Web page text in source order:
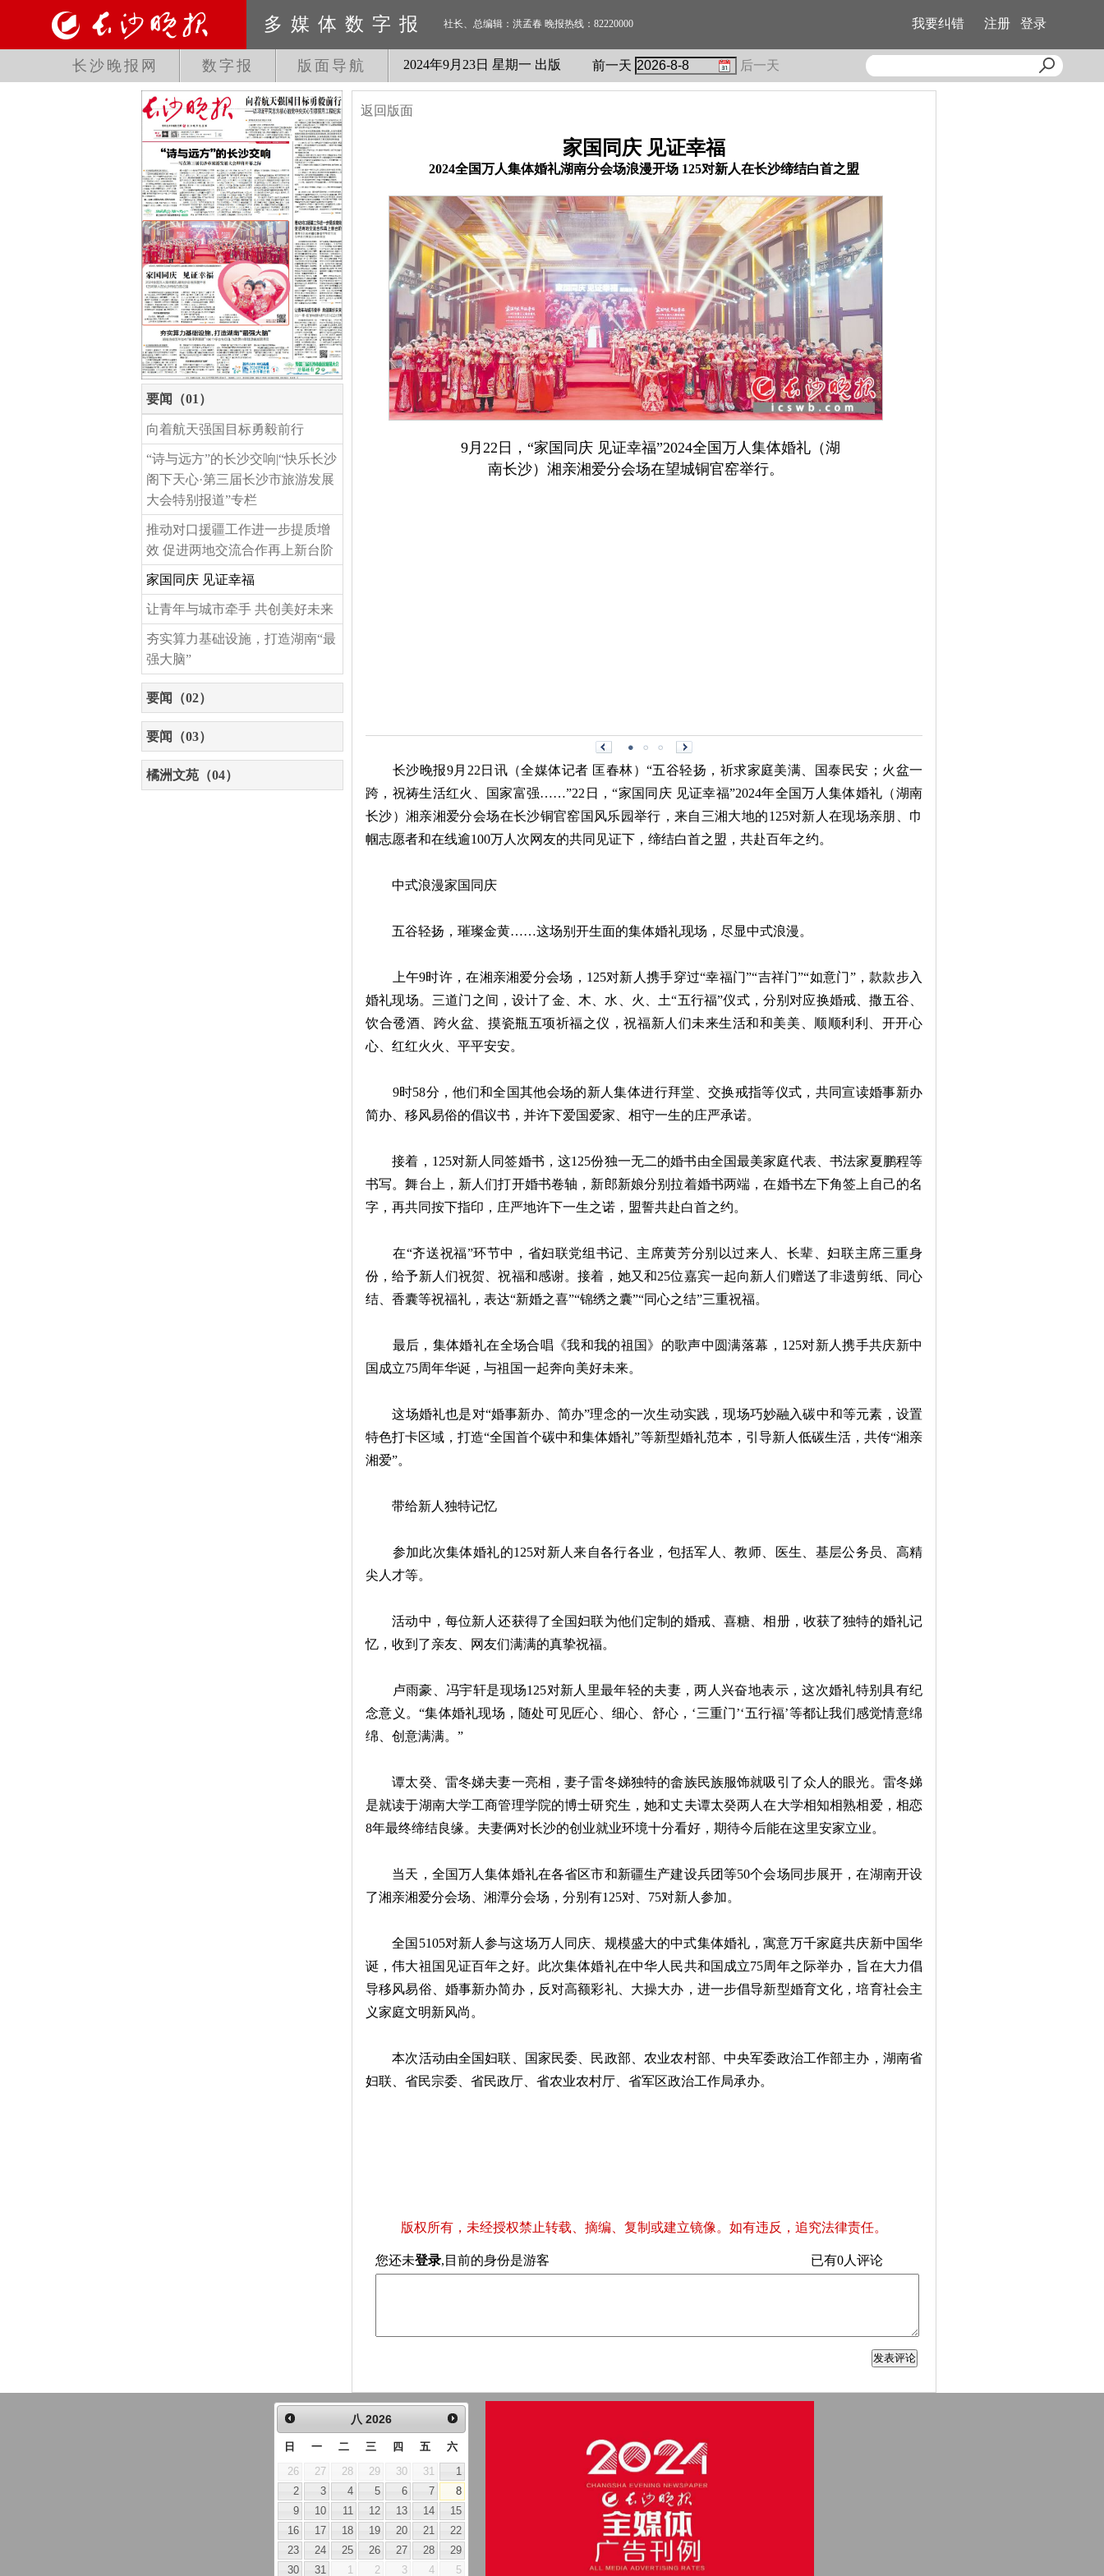
多媒体数字报 社长、总编辑：洪孟春 晚报热线：82220000 我要纠错 注册 登录
长沙晚报网 数字报 版面导航 2024年9月 23日 星期一 出版 前一天 后一天
要闻（01）
向着航天强国目标勇毅前行
“诗与远方”的长沙交响|“快乐长沙
阁下天心·第三届长沙市旅游发展
大会特别报道”专栏
推动对口援疆工作进一步提质增
效 促进两地交流合作再上新台阶
家国同庆 见证幸福
让青年与城市牵手 共创美好未来
夯实算力基础设施，打造湖南“最
强大脑”
要闻（02）
要闻（03）
橘洲文苑（04）
返回版面
家国同庆 见证幸福
2024全国万人集体婚礼湖南分会场浪漫开场 125对新人在长沙缔结白首之盟
9月22日，“家国同庆 见证幸福”2024全国万人集体婚礼（湖
南长沙）湘亲湘爱分会场在望城铜官窑举行。
长沙晚报9月22日讯（全媒体记者 匡春林）“五谷轻扬，祈求家庭美满、国泰民安；火盆一
跨，祝祷生活红火、国家富强……”22日，“家国同庆 见证幸福”2024年全国万人集体婚礼（湖南
长沙）湘亲湘爱分会场在长沙铜官窑国风乐园举行，来自三湘大地的125对新人在现场亲朋、巾
帼志愿者和在线逾100万人次网友的共同见证下，缔结白首之盟，共赴百年之约。
中式浪漫家国同庆
五谷轻扬，璀璨金黄……这场别开生面的集体婚礼现场，尽显中式浪漫。
上午9时许，在湘亲湘爱分会场，125对新人携手穿过“幸福门”“吉祥门”“如意门”，款款步入
婚礼现场。三道门之间，设计了金、木、水、火、土“五行福”仪式，分别对应换婚戒、撒五谷、
饮合卺酒、跨火盆、摸瓷瓶五项祈福之仪，祝福新人们未来生活和和美美、顺顺利利、开开心
心、红红火火、平平安安。
9时58分，他们和全国其他会场的新人集体进行拜堂、交换戒指等仪式，共同宣读婚事新办
简办、移风易俗的倡议书，并许下爱国爱家、相守一生的庄严承诺。
接着，125对新人同签婚书，这125份独一无二的婚书由全国最美家庭代表、书法家夏鹏程等
书写。舞台上，新人们打开婚书卷轴，新郎新娘分别拉着婚书两端，在婚书左下角签上自己的名
字，再共同按下指印，庄严地许下一生之诺，盟誓共赴白首之约。
在“齐送祝福”环节中，省妇联党组书记、主席黄芳分别以过来人、长辈、妇联主席三重身
份，给予新人们祝贺、祝福和感谢。接着，她又和25位嘉宾一起向新人们赠送了非遗剪纸、同心
结、香囊等祝福礼，表达“新婚之喜”“锦绣之囊”“同心之结”三重祝福。
最后，集体婚礼在全场合唱《我和我的祖国》的歌声中圆满落幕，125对新人携手共庆新中
国成立75周年华诞，与祖国一起奔向美好未来。
这场婚礼也是对“婚事新办、简办”理念的一次生动实践，现场巧妙融入碳中和等元素，设置
特色打卡区域，打造“全国首个碳中和集体婚礼”等新型婚礼范本，引导新人低碳生活，共传“湘亲
湘爱”。
带给新人独特记忆
参加此次集体婚礼的125对新人来自各行各业，包括军人、教师、医生、基层公务员、高精
尖人才等。
活动中，每位新人还获得了全国妇联为他们定制的婚戒、喜糖、相册，收获了独特的婚礼记
忆，收到了亲友、网友们满满的真挚祝福。
卢雨豪、冯宇轩是现场125对新人里最年轻的夫妻，两人兴奋地表示，这次婚礼特别具有纪
念意义。“集体婚礼现场，随处可见匠心、细心、舒心，‘三重门’‘五行福’等都让我们感觉情意绵
绵、创意满满。”
谭太癸、雷冬娣夫妻一亮相，妻子雷冬娣独特的畲族民族服饰就吸引了众人的眼光。雷冬娣
是就读于湖南大学工商管理学院的博士研究生，她和丈夫谭太癸两人在大学相知相熟相爱，相恋
8年最终缔结良缘。夫妻俩对长沙的创业就业环境十分看好，期待今后能在这里安家立业。
当天，全国万人集体婚礼在各省区市和新疆生产建设兵团等50个会场同步展开，在湖南开设
了湘亲湘爱分会场、湘潭分会场，分别有125对、75对新人参加。
全国5105对新人参与这场万人同庆、规模盛大的中式集体婚礼，寓意万千家庭共庆新中国华
诞，伟大祖国见证百年之好。此次集体婚礼在中华人民共和国成立75周年之际举办，旨在大力倡
导移风易俗、婚事新办简办，反对高额彩礼、大操大办，进一步倡导新型婚育文化，培育社会主
义家庭文明新风尚。
本次活动由全国妇联、国家民委、民政部、农业农村部、中央军委政治工作部主办，湖南省
妇联、省民宗委、省民政厅、省农业农村厅、省军区政治工作局承办。
版权所有，未经授权禁止转载、摘编、复制或建立镜像。如有违反，追究法律责任。
您还未登录,目前的身份是游客 已有0人评论
八 2026
日 一 二 三 四 五 六
26 27 28 29 30 31
1
2
3 4 5 6 7
8
9
10 11 12 13 14
15
16
17 18 19 20 21
22
23
24 25 26 27 28
29
30
31 1 2 3 4 5